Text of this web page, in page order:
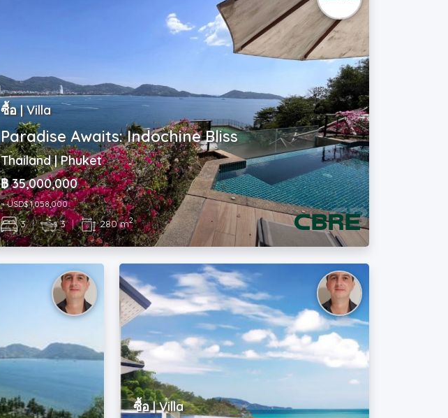
ซื้อ | Villa
Paradise Awaits: Indochine Bliss
Thailand | Phuket
฿ 35,000,000
~ USD$ 1,058,000
3 | 3 | 280 m2
ซื้อ | Villa